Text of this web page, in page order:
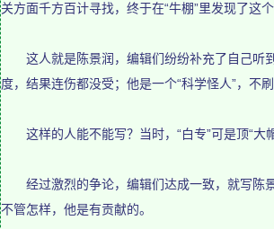
关方面千方百计寻找，终于在“牛棚”里发现了这
这人就是陈景润，编辑们纷纷补充了自己听到
度，结果连伤都没受；他是一个“科学怪人”，不
这样的人能不能写？当时，“白专”可是顶“大帽
经过激烈的争论，编辑们达成一致，就写陈景
不管怎样，他是有贡献的。